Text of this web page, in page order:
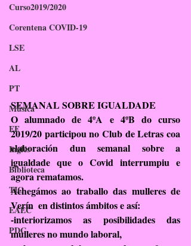
Curso2019/2020
Corentena COVID-19
LSE
AL
PT
Música
EF
Inglés
Biblioteca
TIC
EAEC
PDC
SEMANAL SOBRE IGUALDADE
O alumnado de 4ºA e 4ºB do curso
2019/20 participou no Club de Letras coa
elaboración dun semanal sobre a
igualdade que o Covid interrumpiu e
agora rematamos.
Achegámos ao traballo das mulleres de
Verín  en distintos ámbitos e así:
-interiorizamos as posibilidades das
mulleres no mundo laboral,